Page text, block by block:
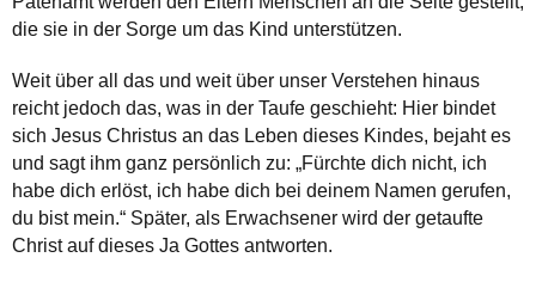
die sie in der Sorge um das Kind unterstützen.
Weit über all das und weit über unser Verstehen hinaus
reicht jedoch das, was in der Taufe geschieht: Hier bindet
sich Jesus Christus an das Leben dieses Kindes, bejaht es
und sagt ihm ganz persönlich zu: „Fürchte dich nicht, ich
habe dich erlöst, ich habe dich bei deinem Namen gerufen,
du bist mein.“ Später, als Erwachsener wird der getaufte
Christ auf dieses Ja Gottes antworten.